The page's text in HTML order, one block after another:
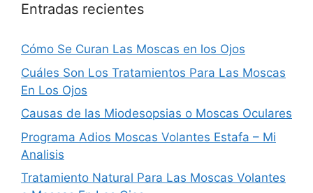
Entradas recientes
Cómo Se Curan Las Moscas en los Ojos
Cuáles Son Los Tratamientos Para Las Moscas
En Los Ojos
Causas de las Miodesopsias o Moscas Oculares
Programa Adios Moscas Volantes Estafa – Mi
Analisis
Tratamiento Natural Para Las Moscas Volantes